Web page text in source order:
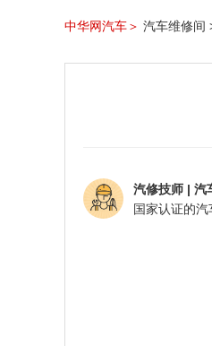
中华网汽车＞ 汽车维修间
汽修技师 | 汽